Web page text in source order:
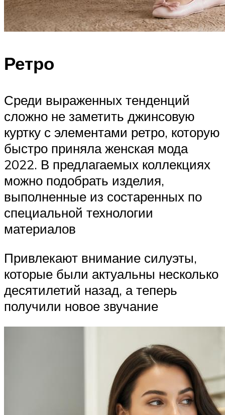
Ретро
Среди выраженных тенденций
сложно не заметить джинсовую
куртку с элементами ретро, которую
быстро приняла женская мода
2022. В предлагаемых коллекциях
можно подобрать изделия,
выполненные из состаренных по
специальной технологии
материалов
Привлекают внимание силуэты,
которые были актуальны несколько
десятилетий назад, а теперь
получили новое звучание